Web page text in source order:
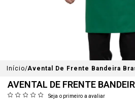
Início Avental De Frente Bandeira
AVENTAL DE FRENTE
Seja o primeiro a avaliar